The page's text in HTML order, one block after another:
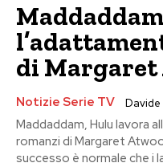
di Margaret
Notizie Serie TV Davide
Maddaddam, Hulu lavora
romanzi di Margaret
successo è normale che i